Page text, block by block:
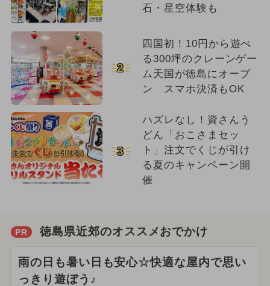
石・星空体験も
2
四国初！10円から遊べ
る300坪のクレーンゲー
ム天国が徳島にオープ
ン スマホ決済もOK
3
ハズレなし！資さんう
どん「おこさまセッ
ト」注文でくじが引け
る夏のキャンペーン開
催
PR 徳島県近郊のオススメおでかけ
雨の日も暑い日も安心☆快適な屋内で思い
っきり遊ぼう♪